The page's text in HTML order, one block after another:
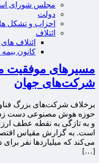
مجلس شورای
دولت
احزاب و تشکل ها
ائتلاف
ائتلاف
کانون
مسیرهای موفقیت
شرکت‌های جهان
برخلاف شرکت‌های بزرگ
حوزه هوش مصنوعی دست
است. به گزارش مقیاس
می‌کند که میلیاردها نفر
[…]